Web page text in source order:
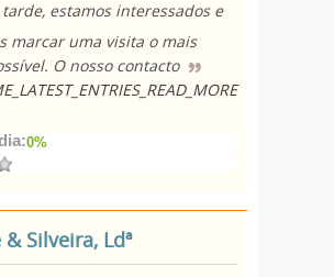
tarde, estamos interessados e
marcar uma visita o mais
O nosso contacto
0%
& Silveira, Ldª